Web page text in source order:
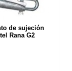
de sujeción
Rana G2